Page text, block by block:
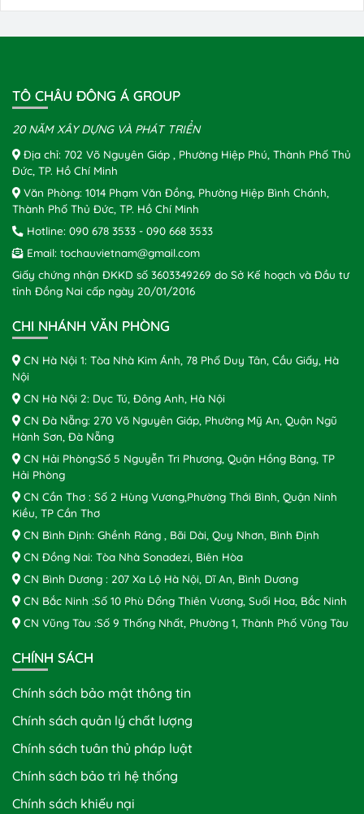
TÔ CHÂU ĐÔNG Á GROUP
20 NĂM XÂY DỰNG VÀ PHÁT TRIỂN
Địa chỉ: 702 Võ Nguyên Giáp , Phường Hiệp Phú, Thành Phố Thủ
Đức, TP. Hồ Chí Minh
Văn Phòng: 1014 Phạm Văn Đồng, Phường Hiệp Bình Chánh,
Thành Phố Thủ Đức, TP. Hồ Chí Minh
Hotline: 090 678 3533 - 090 668 3533
Email: tochauvietnam@gmail.com
Giấy chứng nhận ĐKKD số 3603349269 do Sở Kế hoạch và Đầu tư
tỉnh Đồng Nai cấp ngày 20/01/2016
CHI NHÁNH VĂN PHÒNG
CN Hà Nội 1: Tòa Nhà Kim Ánh, 78 Phố Duy Tân, Cầu Giấy, Hà
Nội
CN Hà Nội 2: Dục Tú, Đông Anh, Hà Nội
CN Đà Nẵng: 270 Võ Nguyên Giáp, Phường Mỹ An, Quận Ngũ
Hành Sơn, Đà Nẵng
CN Hải Phòng:Số 5 Nguyễn Tri Phương, Quận Hồng Bàng, TP
Hải Phòng
CN Cần Thơ : Số 2 Hùng Vương,Phường Thới Bình, Quận Ninh
Kiều, TP Cần Thơ
CN Bình Định: Ghềnh Ráng , Bãi Dài, Quy Nhơn, Bình Định
CN Đồng Nai: Tòa Nhà Sonadezi, Biên Hòa
CN Bình Dương : 207 Xa Lộ Hà Nội, Dĩ An, Bình Dương
CN Bắc Ninh :Số 10 Phù Đổng Thiên Vương, Suối Hoa, Bắc Ninh
CN Vũng Tàu :Số 9 Thống Nhất, Phường 1, Thành Phố Vũng Tàu
CHÍNH SÁCH
Chính sách bảo mật thông tin
Chính sách quản lý chất lượng
Chính sách tuân thủ pháp luật
Chính sách bảo trì hệ thống
Chính sách khiếu nại